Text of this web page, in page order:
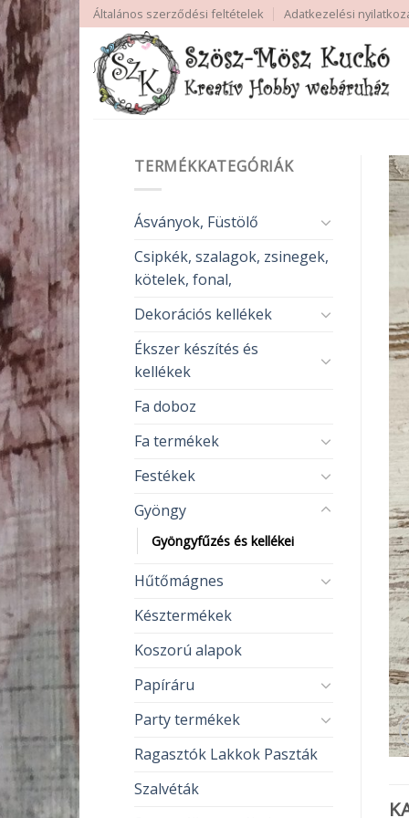
Skip
to
content
Általános szerződési feltételek Adatkezelési
TERMÉKKATEGÓRIÁK
Ásványok, Füstölő
Csipkék, szalagok, zsinegek,
kötelek, fonal,
Dekorációs kellékek
Ékszer készítés és
kellékek
Fa doboz
Fa termékek
Festékek
Gyöngy
Gyöngyfűzés és kellékei
Hűtőmágnes
Késztermékek
Koszorú alapok
Papíráru
Party termékek
Ragasztók Lakkok Paszták
Szalvéták